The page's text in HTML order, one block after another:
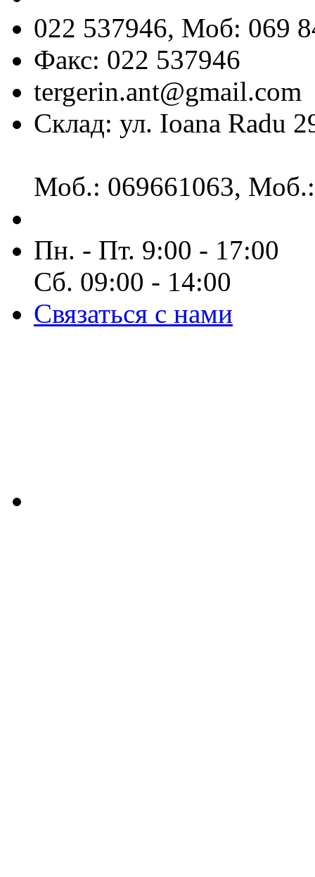
022 537946, Моб: 069
Факс: 022 537946
tergerin.ant@gmail.com
Склад: ул. Ioana Radu
Моб.: 069661063,
Пн. - Пт. 9:00 - 17:00
Сб. 09:00 - 14:00
Связаться с нами